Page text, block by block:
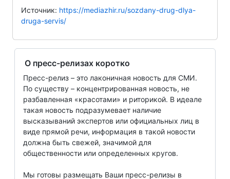
Источник: https://mediazhir.ru/sozdany-drug-dlya-
druga-servis/
О пресс-релизах коротко
Пресс-релиз – это лаконичная новость для СМИ.
По существу – концентрированная новость, не
разбавленная «красотами» и риторикой. В идеале
такая новость подразумевает наличие
высказываний экспертов или официальных лиц в
виде прямой речи, информация в такой новости
должна быть свежей, значимой для
общественности или определенных кругов.
Мы готовы размещать Ваши пресс-релизы в